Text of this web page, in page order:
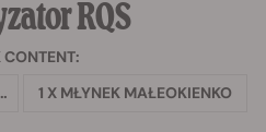
RQS
CONTENT:
KONOPI
1 X MŁYNEK MAŁEOKIENKO